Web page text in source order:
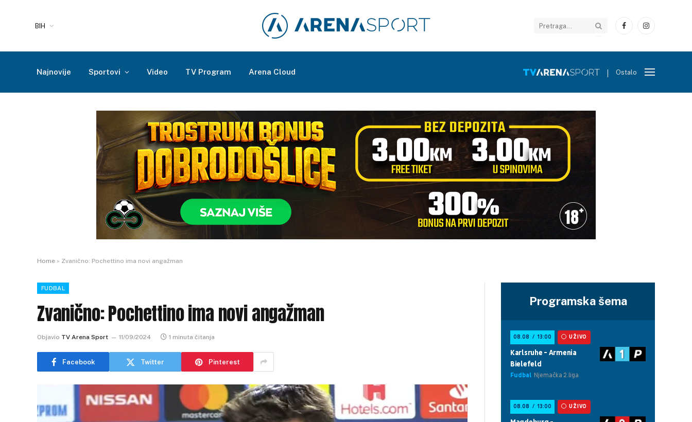
BIH
FacebookInstagram
Najnovije Sportovi Video TV Program Arena Cloud Ostalo
Home » Zvanično: Pochettino ima novi angažman
FUDBAL
Zvanično: Pochettino ima novi angažman
Objavio TV Arena Sport 11/09/2024 1 minuta čitanja
Facebook Twitter Pinterest
Programska šema